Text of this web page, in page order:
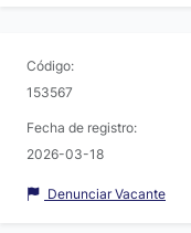
Código:
153567
Fecha de registro:
2026-03-18
Denunciar Vacante